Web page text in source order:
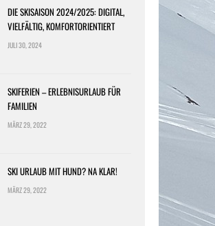
DIE SKISAISON 2024/2025: DIGITAL,
VIELFÄLTIG, KOMFORTORIENTIERT
JULI 30, 2024
SKIFERIEN – ERLEBNISURLAUB FÜR
FAMILIEN
MÄRZ 29, 2022
SKI URLAUB MIT HUND? NA KLAR!
MÄRZ 29, 2022